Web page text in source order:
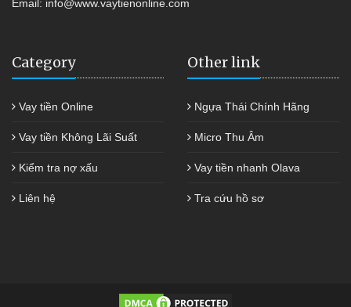
Email: info@www.vaytienonline.com
Category
Vay tiền Online
Vay tiền Không Lãi Suất
Kiểm tra nợ xấu
Liên hệ
Other link
Ngựa Thái Chính Hãng
Micro Thu Âm
Vay tiền nhanh Olava
Tra cứu hồ sơ